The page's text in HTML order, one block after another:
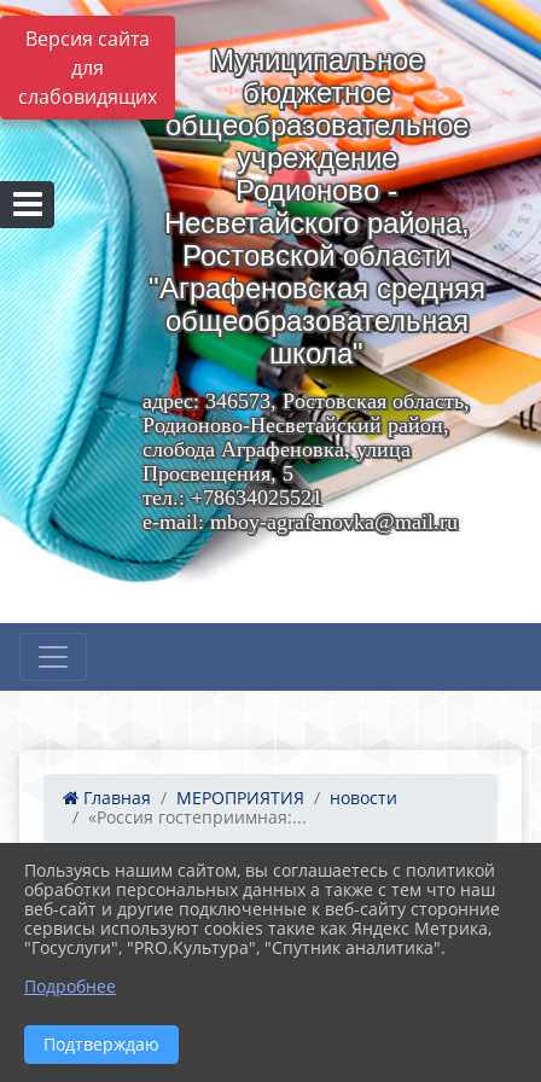
Версия сайта
для
слабовидящих
Муниципальное
бюджетное
общеобразовательное
учреждение
Родионово -
Несветайского района,
Ростовской области
"Аграфеновская средняя
общеобразовательная
школа"
адрес: 346573, Ростовская область,
Родионово-Несветайский район,
слобода Аграфеновка, улица
Просвещения, 5
тел.: +78634025521
e-mail: mboy-agrafenovka@mail.ru
Главная МЕРОПРИЯТИЯ
новости
«Россия гостеприимная:...
01.02.2024 12:15 19
«Россия гостеприимная: узнаю о
профессиях на благо общества».
Пользуясь нашим сайтом, вы соглашаетесь с политикой
обработки персональных данных а также с тем что наш
веб-сайт и другие подключенные к веб-сайту сторонние
сервисы используют cookies такие как Яндекс Метрика,
"Госуслуги", "PRO.Культура", "Спутник аналитика".
Подробнее
Подтверждаю